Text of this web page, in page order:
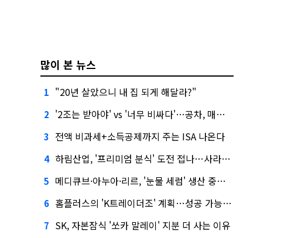
많이 본 뉴스
1 "20년 살았으니 내 집 되게 해달라?"
2 '2조는 받아야' vs '너무 비싸다'…공차, 매각 성공할까
3 전액 비과세+소득공제까지 주는 ISA 나온다
4 하림산업, '프리미엄 분식' 도전 접나…사라진 '멜팅피스'
5 메디큐브·아누아·리르, '눈물 세럼' 생산 중단한다
6 홈플러스의 'K트레이더조' 계획…성공 가능성은 '글쎄'
7 SK, 자본잠식 '쏘카 말레이' 지분 더 사는 이유